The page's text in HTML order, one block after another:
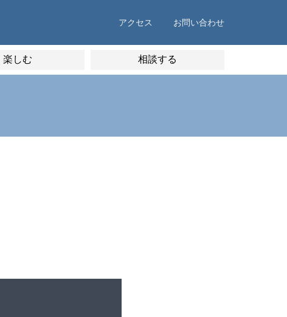
アクセス お問い合わせ
楽しむ 相談する